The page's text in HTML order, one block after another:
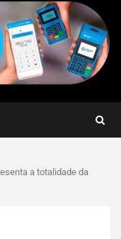
a totalidade da